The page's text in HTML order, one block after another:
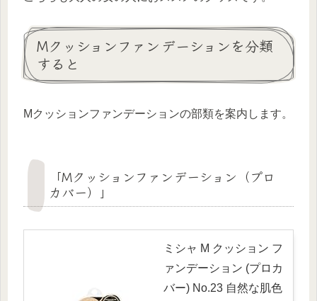
Mクッションファンデーションを分類
すると
Mクッションファンデーションの部類を案内します。
「Mクッションファンデーション（プロ
カバー）」
ミシャ M クッション フ
ァンデーション (プロカ
バー) No.23 自然な肌色